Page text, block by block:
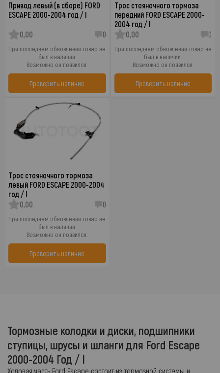
Привод левый (в сборе) FORD
ESCAPE 2000-2004 год / I
0,00 0
При последнем обновлении товар не
был в наличии.
Возможно он появился.
Проверить наличие
Трос стояночного тормоза
передний FORD ESCAPE 2000-
2004 год / I
0,00
0
При последнем обновлении товар не
был в наличии.
Возможно он появился.
Проверить наличие
Трос стояночного тормоза
левый FORD ESCAPE 2000-2004
год / I
0,00
0
При последнем обновлении товар не
был в наличии.
Возможно он появился.
Проверить наличие
Тормозные колодки и диски, подшипники
ступицы, шрусы и шланги для Ford Escape
2000-2004 Год / I
Ходовая часть Ford Escape состоит из тормозной системы и